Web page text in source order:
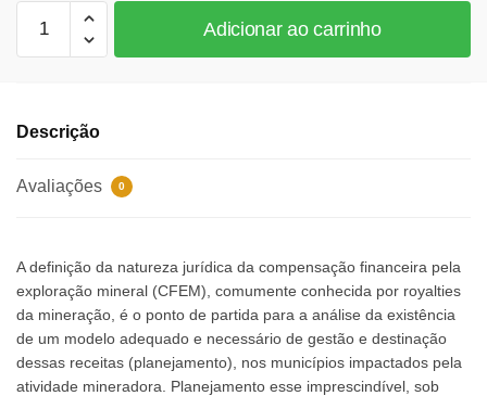
Compensação
financeira
(CFEM)
Adicionar ao carrinho
Descrição
Avaliações 0
A definição da natureza jurídica da compensação financeira pela
exploração mineral (CFEM), comumente conhecida por royalties
da mineração, é o ponto de partida para a análise da existência
de um modelo adequado e necessário de gestão e destinação
dessas receitas (planejamento), nos municípios impactados pela
atividade mineradora. Planejamento esse imprescindível, sob